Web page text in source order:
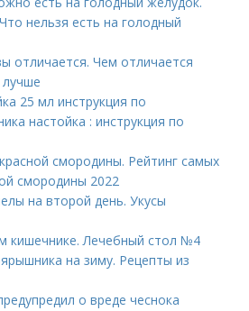
нельзя есть на голодный
отличается. Чем отличается
25 мл инструкция по
настойка : инструкция по
смородины. Рейтинг самых
смородины 2022
на второй день. Укусы
кишечнике. Лечебный стол №4
на зиму. Рецепты из
о вреде чеснока